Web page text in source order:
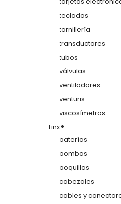
teclados
tornillería
transductores
tubos
válvulas
ventiladores
venturis
viscosímetros
Linx ®
baterías
bombas
boquillas
cabezales
cables y